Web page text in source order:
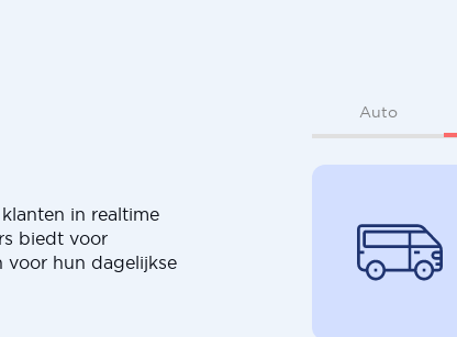
in realtime
biedt voor
voor hun dagelijkse
Auto